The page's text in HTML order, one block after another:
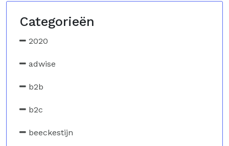
Categorieën
2020
adwise
b2b
b2c
beeckestijn